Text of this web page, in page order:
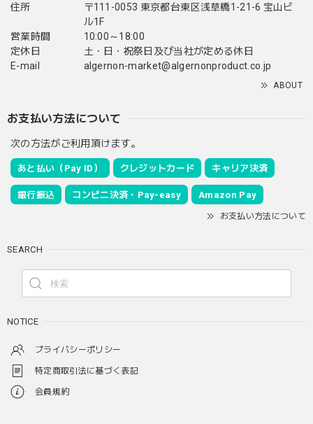
住所
〒111-0053 東京都台東区浅草橋1-21-6 宝山ビ
ル1F
営業時間
10:00～18:00
定休日
土・日・祝祭日及び当社が定める休日
E-mail
algernon-market@algernonproduct.co.jp
ABOUT
お支払い方法について
次の方法がご利用頂けます。
あと払い（Pay ID） クレジットカード キャリア決済
銀行振込 コンビニ決済・Pay-easy Amazon Pay
お支払い方法について
SEARCH
NOTICE
プライバシーポリシー
特定商取引法に基づく表記
会員規約